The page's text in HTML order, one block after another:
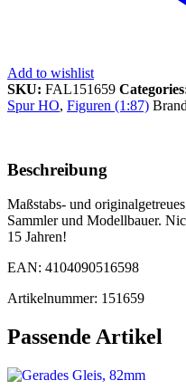
Add to wishlist
SKU: FAL151659
Spur HO, Figuren (1:87)
Beschreibung
Maßstabs- und
Sammler und Modellbauer.
15 Jahren!
EAN: 4104090516598
Artikelnummer: 151659
Passende Artikel